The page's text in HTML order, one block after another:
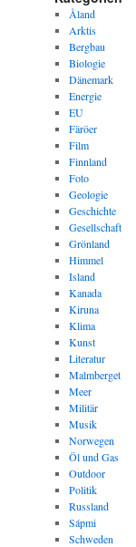
Åland
Arktis
Bergbau
Biologie
Dänemark
Energie
EU
Färöer
Film
Finnland
Foto
Geologie
Geschichte
Gesellschaft
Grönland
Himmel
Island
Kanada
Kiruna
Klima
Kunst
Literatur
Malmberget
Meer
Militär
Musik
Norwegen
Öl und Gas
Outdoor
Politik
Russland
Sápmi
Schweden